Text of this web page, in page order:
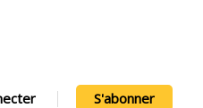
S'abonner